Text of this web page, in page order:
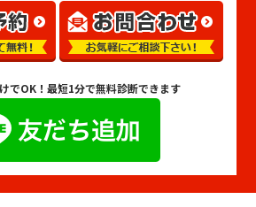
でOK！ 最短1分で無料診断できます